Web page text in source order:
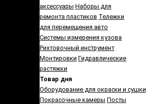
аксессуары Наборы для
ремонта пластиков Тележки
для перемещения авто
Системы измерения кузова
Рихтовочный инструмент
Монтировки Гидравлические
растяжки
Товар дня
Оборудование для окраски и сушки
Покрасочные камеры Посты